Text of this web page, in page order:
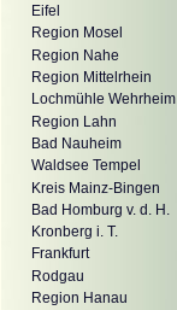
Eifel
Region Mosel
Region Nahe
Region Mittelrhein
Lochmühle Wehrheim
Region Lahn
Bad Nauheim
Waldsee Tempel
Kreis Mainz-Bingen
Bad Homburg v. d. H.
Kronberg i. T.
Frankfurt
Rodgau
Region Hanau